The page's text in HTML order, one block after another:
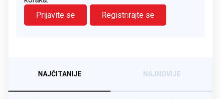
Prijavite se
Registrirajte se
NAJČITANIJE NAJNOVIJE